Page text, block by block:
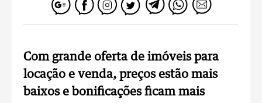
Com grande oferta de imóveis para
locação e venda, preços estão mais
baixos e bonificações ficam mais